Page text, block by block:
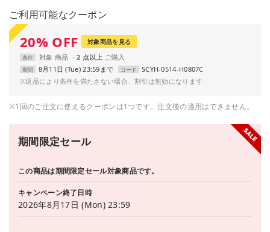
ご利用可能なクーポン
20% OFF 対象商品を見る
条件 対象 商品 2 点以上
期間 8月11日 (Tue) 23:59まで コード
SCYH-0514-H0807C
※返品により条件を満たさない場合、割引は無効になります
※1回のご注文に使えるクーポンは1つです。注文後の適用はできません。
期間限定セール
この商品は期間限定セール対象商品です。
キャンペーン終了日時
2026年8月17日 (Mon) 23:59